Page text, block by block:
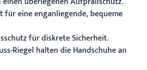
eine enganliegende, bequeme
für diskrete Sicherheit.
Riegel halten die Handschuhe an